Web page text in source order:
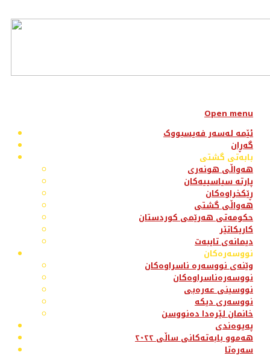
Open menu
ئێمە لەسەر فەیسبووک
گەڕان
بابەتی گشتی
هەواڵی هونەری
پارتە سیاسییەکان
ڕێکخراوەکان
هەواڵی گشتی
حکومەتی هەرێمی کوردستان
کاریکاتێر
دیمانەی تایبەت
نووسەرەکان
وێنەی نووسەرە ناسراوەکان
نووسەرەناسراوەکان
نووسینی عەرەبی
نووسەری دیکە
خانمان لێرەدا دەنووسن
پەیوەندی
هەموو بابەتەکانی ساڵی ٢٠٢٢
سەرەتا